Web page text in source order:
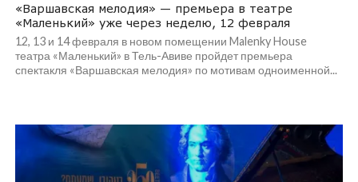
«Варшавская мелодия» — премьера в театре
«Маленький» уже через неделю, 12 февраля
12, 13 и 14 февраля в новом помещении Malenky House
театра «Маленький» в Тель-Авиве пройдет премьера
спектакля «Варшавская мелодия» по мотивам одноименной...